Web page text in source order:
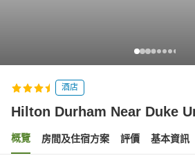
酒店
Hilton Durham Near Duke
概覽 房間及住宿方案 評價 基本資訊